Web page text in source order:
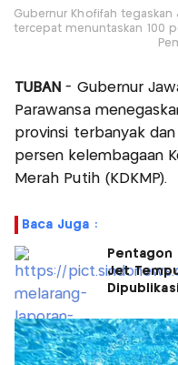
Gubernur Khofifah
tercepat menuntaskan 100
TUBAN - Gubernur
Parawansa
provinsi terbanyak
persen kelembagaan
Merah Putih (KDKMP).
Baca Juga :
Pentagon
Jet